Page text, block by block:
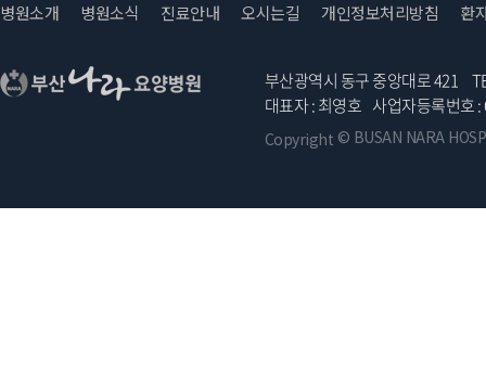
병원소개 병원소식 진료안내 오시는길 개인정보처리방침 환
부산광역시 동구 중앙대로 421
대표자 : 최영호 사업자등록번호 :
Copyright © BUSAN NARA